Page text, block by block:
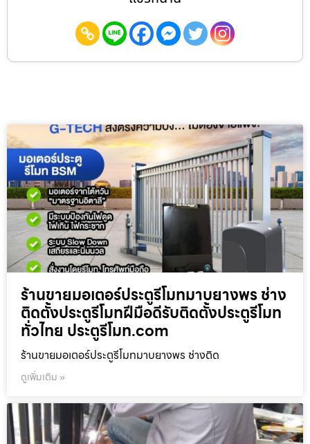
ร้านขายมอเตอร์ประตูรีโมทมาบยางพร ช่าง
ติดตั้งประตูรีโมทฝีมือดีรับติดตั้งประตูรีโมท
ทั่วไทย ประตูรีโมท.com
ร้านขายมอเตอร์ประตูรีโมทมาบยางพร ช่างติด
ดูเพิ่มเติม »